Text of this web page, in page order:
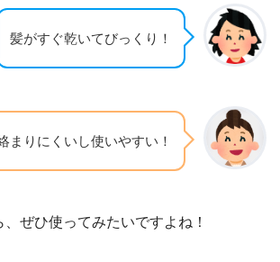
髪がすぐ乾いてびっくり！
まりにくいし使いやすい！
ぜひ使ってみたいですよね！